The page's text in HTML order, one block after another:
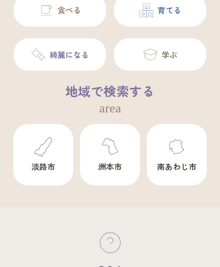
食べる 育てる
綺麗になる 学ぶ
地域で検索する
area
淡路市 洲本市 南あわじ市